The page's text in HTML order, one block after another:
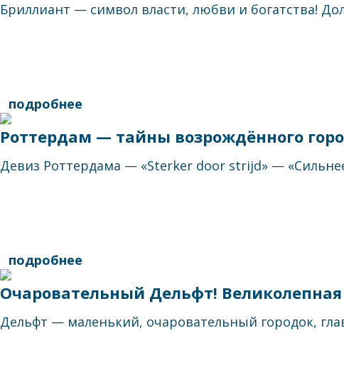
Бриллиант — символ власти, любви и богатства!
подробнее
Роттердам — тайны возрождённого
Девиз Роттердама — «Sterker door strijd» —
подробнее
Очаровательный Дельфт! Великолепная
Дельфт — маленький, очаровательный городок,